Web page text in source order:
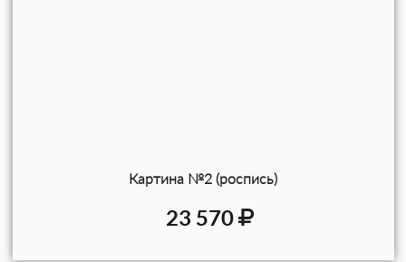
Картина №2 (роспись)
23 570